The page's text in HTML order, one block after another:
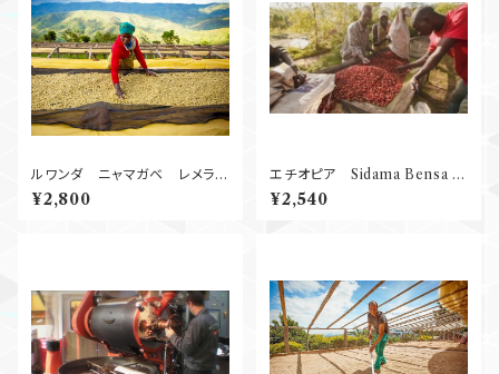
ルワンダ ニャマガベ レメラ
Natural 250g
¥2,800
エチオピア Sidama Bensa S
hantawene Natural G１ 25
0g
¥2,540